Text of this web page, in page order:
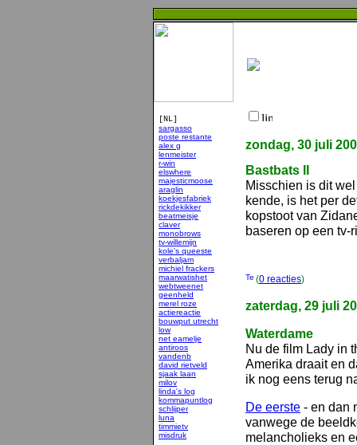
[NL]
sargasso
poste restante
alex g
lenmeister
r-win
elswhere
majesticmoose
araglin
koekjesfabriek
rickdekikker
beatmeisje
claver
monobrows
tv-willemijn
kole's queeste
verbaljam
michiel frackers
maarwatishet
webtweenet
geenheld
merel roze
actiereactie
bouwput utrecht
low
net eamelje
antiroos
vandenb
david rietveld
sjaak laan
milov
linda's log
kommapuntlog
schlijper
luna
timmietv
misdruk
zondag, 30 juli
Bastbats II
Misschien is dit
kende, is het per
kopstoot van
baseren op een tv-
(0 reacties)
zaterdag, 29 juli
Waterdame
Nu de film Lady in
Amerika draait en
ik nog eens terug
De eerste - en dan
vanwege de
melancholieks en